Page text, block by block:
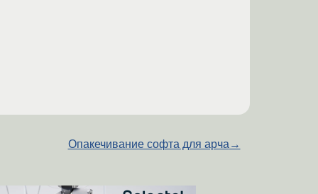
Опакечивание софта для арча →